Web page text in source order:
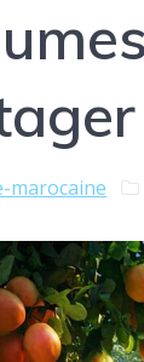
marocaine